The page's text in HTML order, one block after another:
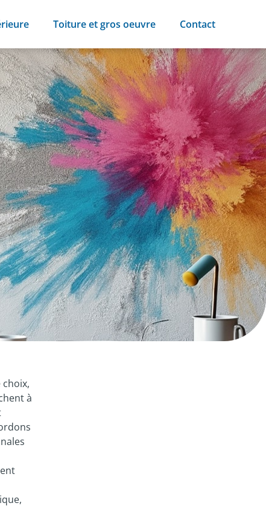
Toiture et gros oeuvre Contact
à